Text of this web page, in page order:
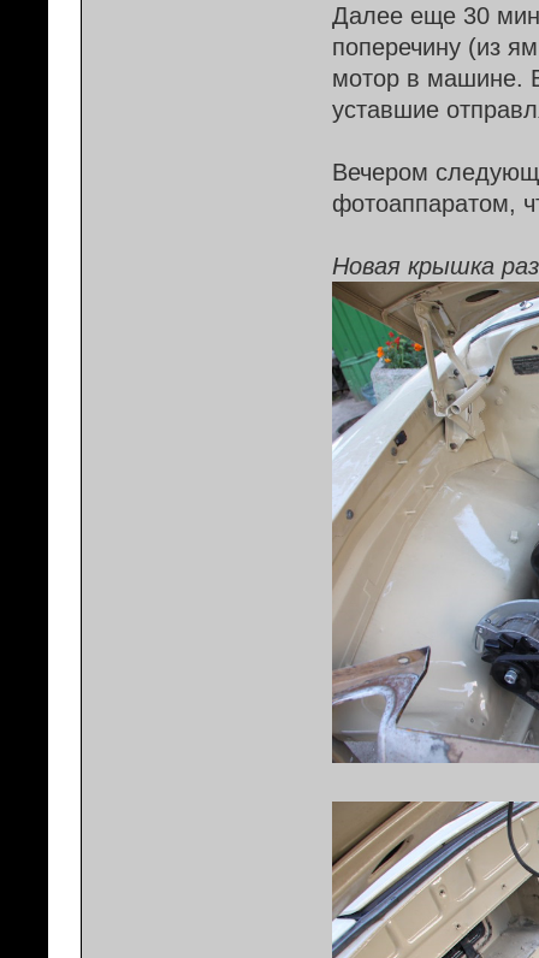
Далее еще 30
поперечину (из
мотор в машине.
уставшие
Вечером
фотоаппаратом,
Новая крышка